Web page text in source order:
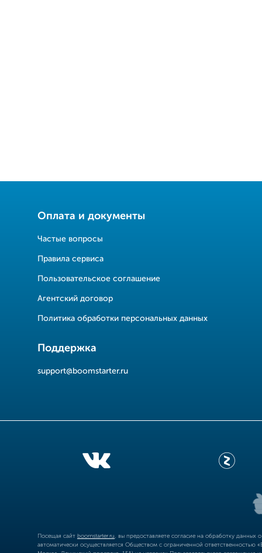
Оплата и документы
Частые вопросы
Правила сервиса
Пользовательское соглашение
Агентский договор
Политика обработки персональных данных
Поддержка
support@boomstarter.ru
Посещая сайт boomstarter.ru , вы предоставляете согласие на обработку
автоматически осуществляется Обществом с ограниченной